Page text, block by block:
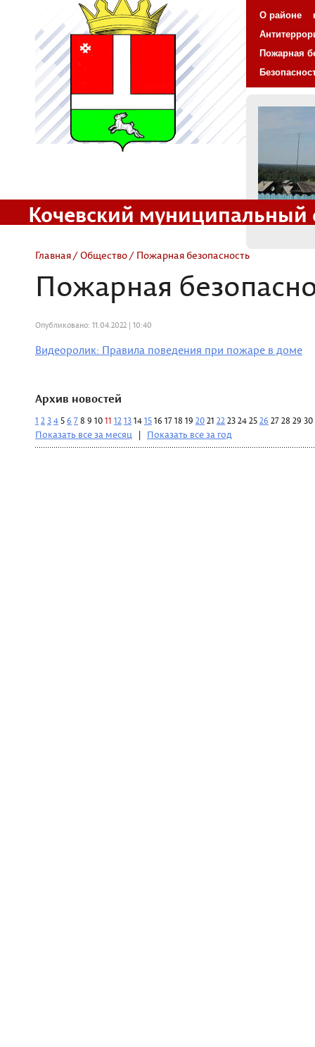
О районе
Пожарная
Кочевский муниципальный
Главная/Общество/ Пожарная безопасность
Пожарная
Опубликовано: 11.04.2022 | 10:40
Видеоролик: Правила поведения при пожаре в доме
Архив новостей
1 2 3 4 5 6 7 8 9 10 11 12 13 14 15 16 17 18 19 20 21 22 23 24 25 26 27 28 29 30
Показать все за месяц Показать все за год